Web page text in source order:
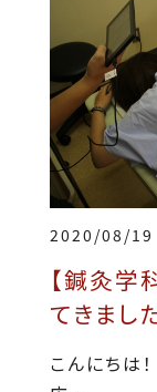
2020/08/19
【鍼灸学
てきまし
こんにちは